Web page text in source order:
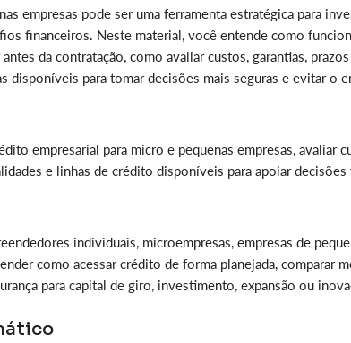
empresas pode ser uma ferramenta estratégica para
financeiros. Neste material, você entende como
da contratação, como avaliar custos, garantias,
disponíveis para tomar decisões mais seguras e evitar o
empresarial para micro e pequenas empresas, avaliar
e linhas de crédito disponíveis para apoiar decisões
individuais, microempresas, empresas de
como acessar crédito de forma planejada, comparar
para capital de giro, investimento, expansão ou